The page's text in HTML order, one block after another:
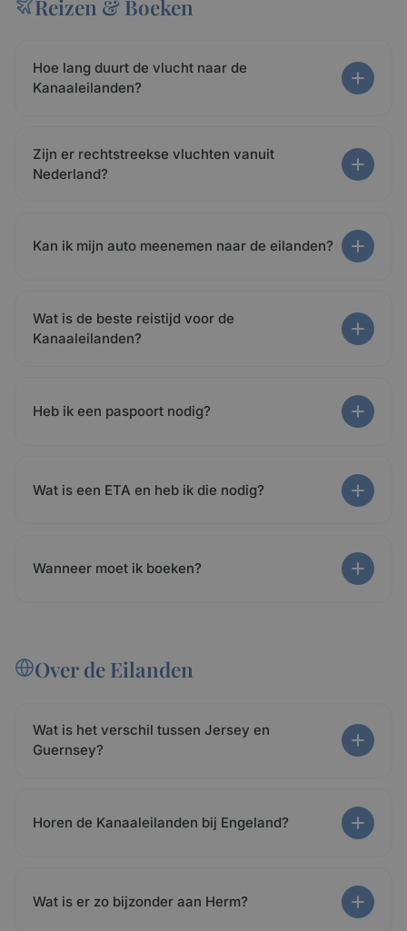
Reizen & Boeken
Hoe lang duurt de vlucht naar de
Kanaaleilanden?
Zijn er rechtstreekse vluchten vanuit
Nederland?
Kan ik mijn auto meenemen naar de eilanden?
Wat is de beste reistijd voor de
Kanaaleilanden?
Heb ik een paspoort nodig?
Wat is een ETA en heb ik die nodig?
Wanneer moet ik boeken?
Over de Eilanden
Wat is het verschil tussen Jersey en
Guernsey?
Horen de Kanaaleilanden bij Engeland?
Wat is er zo bijzonder aan Herm?